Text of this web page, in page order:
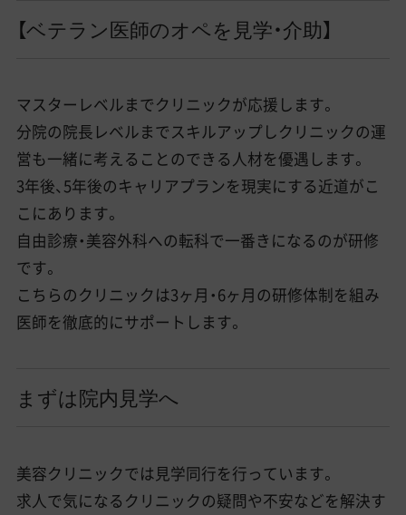
【ベテラン医師のオペを見学・介助】
マスターレベルまでクリニックが応援します。
分院の院長レベルまでスキルアップしクリニックの運
営も一緒に考えることのできる人材を優遇します。
3年後、5年後のキャリアプランを現実にする近道がこ
こにあります。
自由診療・美容外科への転科で一番きになるのが研修
です。
こちらのクリニックは3ヶ月・6ヶ月の研修体制を組み
医師を徹底的にサポートします。
まずは院内見学へ
美容クリニックでは見学同行を行っています。
求人で気になるクリニックの疑問や不安などを解決す